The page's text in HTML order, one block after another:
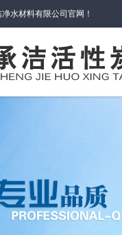
水材料有限公司官网！